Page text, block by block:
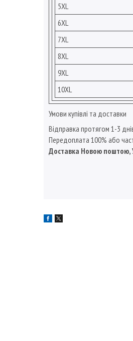
5XL
6XL
7XL
8XL
9XL
10XL
Умови купівлі та доставки
Відправка протягом 1-3
Передоплата 100% або
Доставка Новою поштою,